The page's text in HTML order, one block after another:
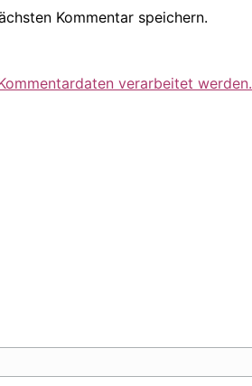
Kommentar speichern.
verarbeitet werden.